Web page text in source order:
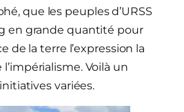
que les peuples d’URSS
en grande quantité pour
de la terre l’expression la
Voilà un
variées.